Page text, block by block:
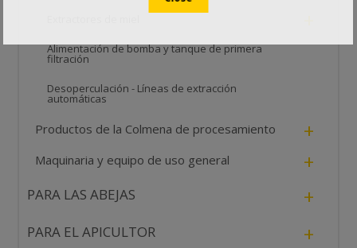
Alimentación de bomba y tanque de primera
filtración
Desoperculación - Líneas de extracción
automáticas
Productos de la Colmena de procesamiento +
Maquinaria y equipo de uso general +
PARA LAS ABEJAS +
PARA EL APICULTOR +